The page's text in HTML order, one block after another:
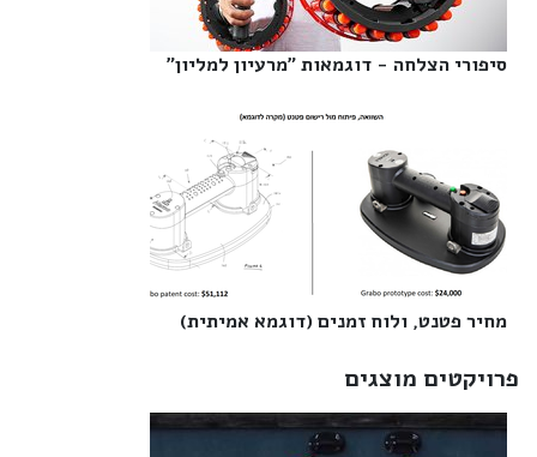
סיפורי הצלחה - דוגמאות "מרעיון למליון"‎
מחיר פטנט, ולוח זמנים (דוגמא אמיתית)‎
פרויקטים מוצגים